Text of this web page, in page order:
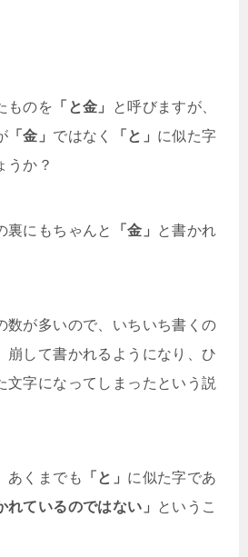
ものを 「と金」
と呼びますが、
「金」 ではなく 「と」 に似た字
うか？
裏にもちゃんと 「金」
と書かれ
数が多いので、いちいち書くの
崩して書かれるようになり、ひ
文字になってしまったという説
あくまでも 「と」 に似た字であ
れているのではない」
というこ